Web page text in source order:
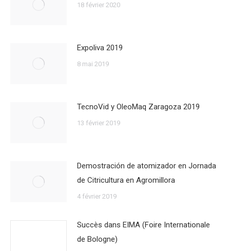
18 février 2020
Expoliva 2019
8 mai 2019
TecnoVid y OleoMaq Zaragoza 2019
13 février 2019
Demostración de atomizador en Jornada
de Citricultura en Agromillora
4 février 2019
Succès dans EIMA (Foire Internationale
de Bologne)